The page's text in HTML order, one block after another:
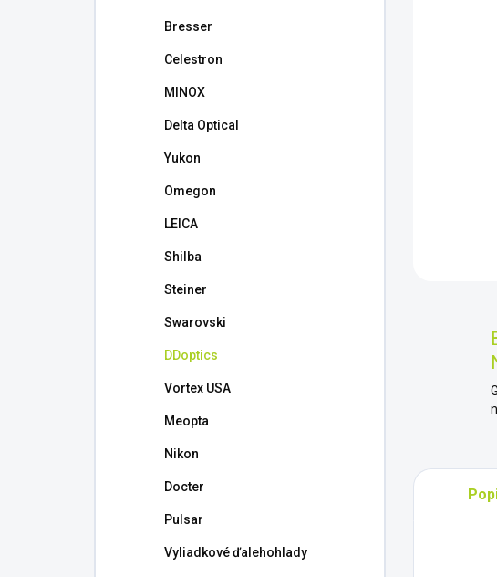
Bresser
Celestron
MINOX
Delta Optical
Yukon
Omegon
LEICA
Shilba
Steiner
Swarovski
DDoptics
Vortex USA
Meopta
Nikon
Docter
Pulsar
Vyliadkové ďalehohlady